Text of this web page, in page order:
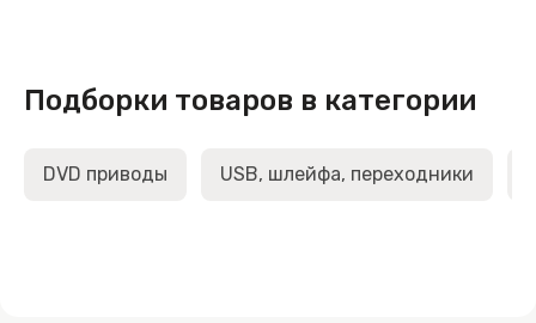
Подборки товаров в категории
DVD приводы USB, шлейфа, переходники